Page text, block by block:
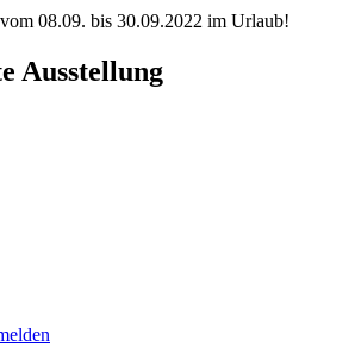
08.09. bis 30.09.2022 im Urlaub!
Ausstellung